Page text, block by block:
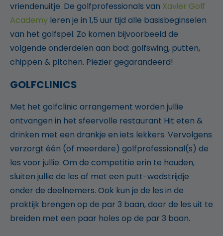
vriendenuitje. De golfprofessionals van Xavier Golf
Academy leren je in 1,5 uur tijd alle basisbeginselen
van het golfspel. Zo komen bijvoorbeeld de
volgende onderdelen aan bod: golfswing, putten,
chippen & pitchen. Plezier gegarandeerd!
GOLFCLINICS
Met het golfclinic arrangement worden jullie
ontvangen in het sfeervolle restaurant Hit eten &
drinken met een drankje en iets lekkers. Vervolgens
verzorgt één (of meerdere) golfprofessional(s) de
les voor jullie. Om de competitie erin te houden,
sluiten jullie de les af met een putt-wedstrijdje
onder de deelnemers. Ook kun je de les in de
praktijk brengen op de par 3 baan, door de les uit te
breiden met een paar holes op de par 3 baan.